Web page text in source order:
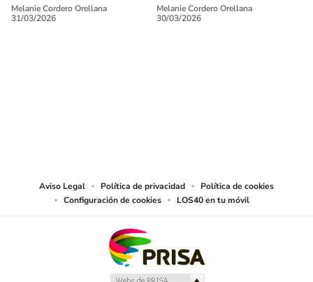
Melanie Cordero Orellana
31/03/2026
Melanie Cordero Orellana
30/03/2026
Aviso Legal Política de privacidad
Política de cookies
Configuración de cookies
LOS40 en tu móvil